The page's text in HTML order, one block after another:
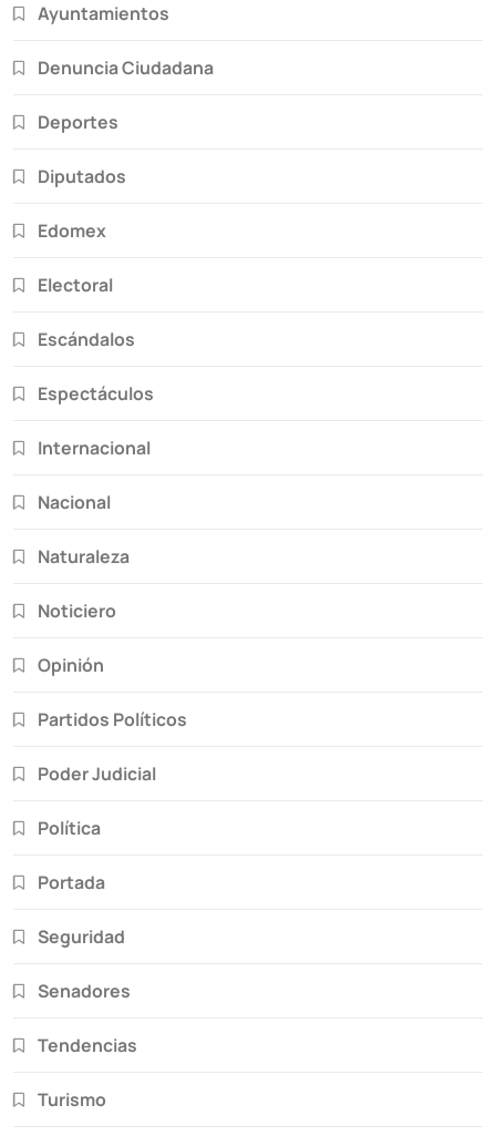
Ayuntamientos
Denuncia Ciudadana
Deportes
Diputados
Edomex
Electoral
Escándalos
Espectáculos
Internacional
Nacional
Naturaleza
Noticiero
Opinión
Partidos Políticos
Poder Judicial
Política
Portada
Seguridad
Senadores
Tendencias
Turismo